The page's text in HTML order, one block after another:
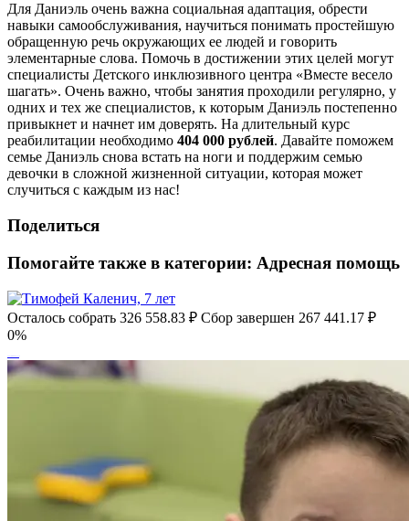
Для Даниэль очень важна социальная адаптация, обрести
навыки самообслуживания, научиться понимать простейшую
обращенную речь окружающих ее людей и говорить
элементарные слова. Помочь в достижении этих целей могут
специалисты Детского инклюзивного центра «Вместе весело
шагать». Очень важно, чтобы занятия проходили регулярно, у
одних и тех же специалистов, к которым Даниэль постепенно
привыкнет и начнет им доверять. На длительный курс
реабилитации необходимо 404 000 рублей. Давайте поможем
семье Даниэль снова встать на ноги и поддержим семью
девочки в сложной жизненной ситуации, которая может
случиться с каждым из нас!
Поделиться
Помогайте также в категории: Адресная помощь
Осталось собрать 326 558.83 ₽ Сбор завершен 267 441.17 ₽
0%